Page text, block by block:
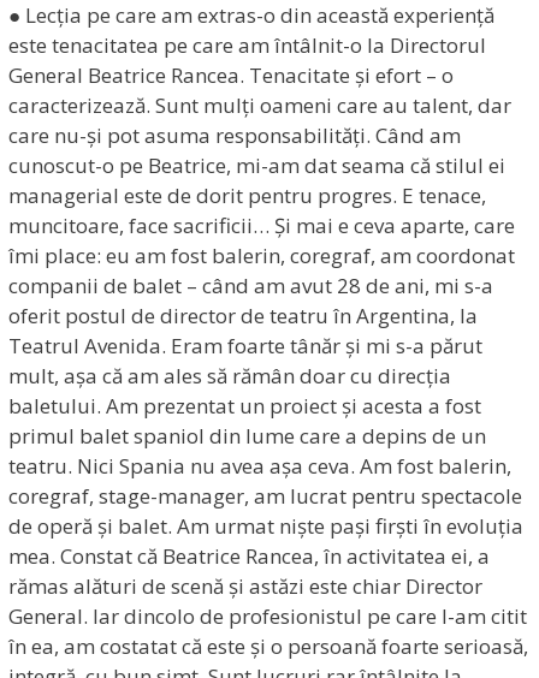
● Lecția pe care am extras-o din această experiență
este tenacitatea pe care am întâlnit-o la Directorul
General Beatrice Rancea. Tenacitate și efort – o
caracterizează. Sunt mulți oameni care au talent, dar
care nu-și pot asuma responsabilități. Când am
cunoscut-o pe Beatrice, mi-am dat seama că stilul ei
managerial este de dorit pentru progres. E tenace,
muncitoare, face sacrificii… Și mai e ceva aparte, care
îmi place: eu am fost balerin, coregraf, am coordonat
companii de balet – când am avut 28 de ani, mi s-a
oferit postul de director de teatru în Argentina, la
Teatrul Avenida. Eram foarte tânăr și mi s-a părut
mult, așa că am ales să rămân doar cu direcția
baletului. Am prezentat un proiect și acesta a fost
primul balet spaniol din lume care a depins de un
teatru. Nici Spania nu avea așa ceva. Am fost balerin,
coregraf, stage-manager, am lucrat pentru spectacole
de operă și balet. Am urmat niște pași firști în evoluția
mea. Constat că Beatrice Rancea, în activitatea ei, a
rămas alături de scenă și astăzi este chiar Director
General. Iar dincolo de profesionistul pe care l-am citit
în ea, am costatat că este și o persoană foarte serioasă,